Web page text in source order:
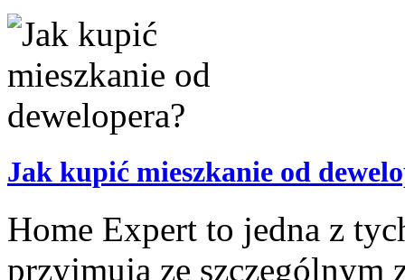
Jak kupić mieszkanie od
Home Expert to jedna z
przyjmują ze szczególnym